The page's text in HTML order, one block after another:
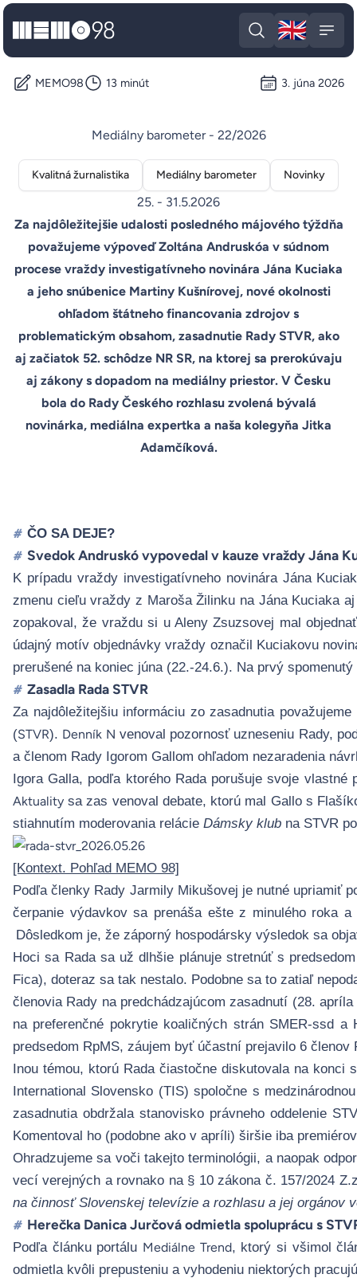
MEMO98
Open search
🇬🇧
MEMO98 13 minút 3. júna 2026
Mediálny barometer - 22/2026
Kvalitná žurnalistika Mediálny barometer Novinky
25. - 31.5.2026
Za najdôležitejšie udalosti posledného májového týždňa
považujeme výpoveď Zoltána Andruskóa v súdnom
procese vraždy investigatívneho novinára Jána Kuciaka
a jeho snúbenice Martiny Kušnírovej, nové okolnosti
ohľadom štátneho financovania zdrojov s
problematickým obsahom, zasadnutie Rady STVR, ako
aj začiatok 52. schôdze NR SR, na ktorej sa prerokúvaju
aj zákony s dopadom na mediálny priestor. V Česku
bola do Rady Českého rozhlasu zvolená bývalá
novinárka, mediálna expertka a naša kolegyňa Jitka
Adamčíková.
# ČO SA DEJE?
# Svedok Andruskó vypovedal v kauze vraždy Jána
K prípadu vraždy investigatívneho novinára Jána
zmenu cieľu vraždy z Maroša Žilinku na Jána Kuciaka
zopakoval, že vraždu si u Aleny Zsuzsovej mal
údajný motív objednávky vraždy označil Kuciakovu
prerušené na koniec júna (22.-24.6.). Na prvý
# Zasadla Rada STVR
Za najdôležitejšiu informáciu zo zasadnutia
(STVR). Denník N venoval pozornosť uzneseniu Rady,
a členom Rady Igorom Gallom ohľadom nezaradenia
Igora Galla, podľa ktorého Rada porušuje svoje
Aktuality sa zas venoval debate, ktorú mal Gallo s
stiahnutím moderovania relácie Dámsky klub na STVR
[Kontext. Pohľad MEMO 98]
Podľa členky Rady Jarmily Mikušovej je nutné upriamiť
čerpanie výdavkov sa prenáša ešte z minulého roka
Dôsledkom je, že záporný hospodársky výsledok sa
Hoci sa Rada sa už dlhšie plánuje stretnúť s
Fica), doteraz sa tak nestalo. Podobne sa to zatiaľ
členovia Rady na predchádzajúcom zasadnutí (28. apríla
na preferenčné pokrytie koaličných strán SMER-ssd
predsedom RpMS, záujem byť účastní prejavilo 6 členov
Inou témou, ktorú Rada čiastočne diskutovala na
International Slovensko (TIS) spoločne s
zasadnutia obdržala stanovisko právneho oddelenie
Komentoval ho (podobne ako v apríli) širšie iba
Ohradzujeme sa voči takejto terminológii, a naopak
vecí verejných a rovnako na § 10 zákona č. 157/2024
na činnosť Slovenskej televízie a rozhlasu a jej orgánov
# Herečka Danica Jurčová odmietla spoluprácu s
Podľa článku portálu Mediálne Trend, ktorý si všimol
odmietla kvôli prepusteniu a vyhodeniu niektorých